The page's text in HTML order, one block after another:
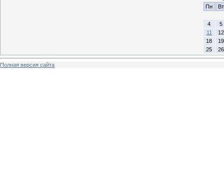
Пн
Вт
4
5
11
12
18
19
25
26
Полная версия сайта